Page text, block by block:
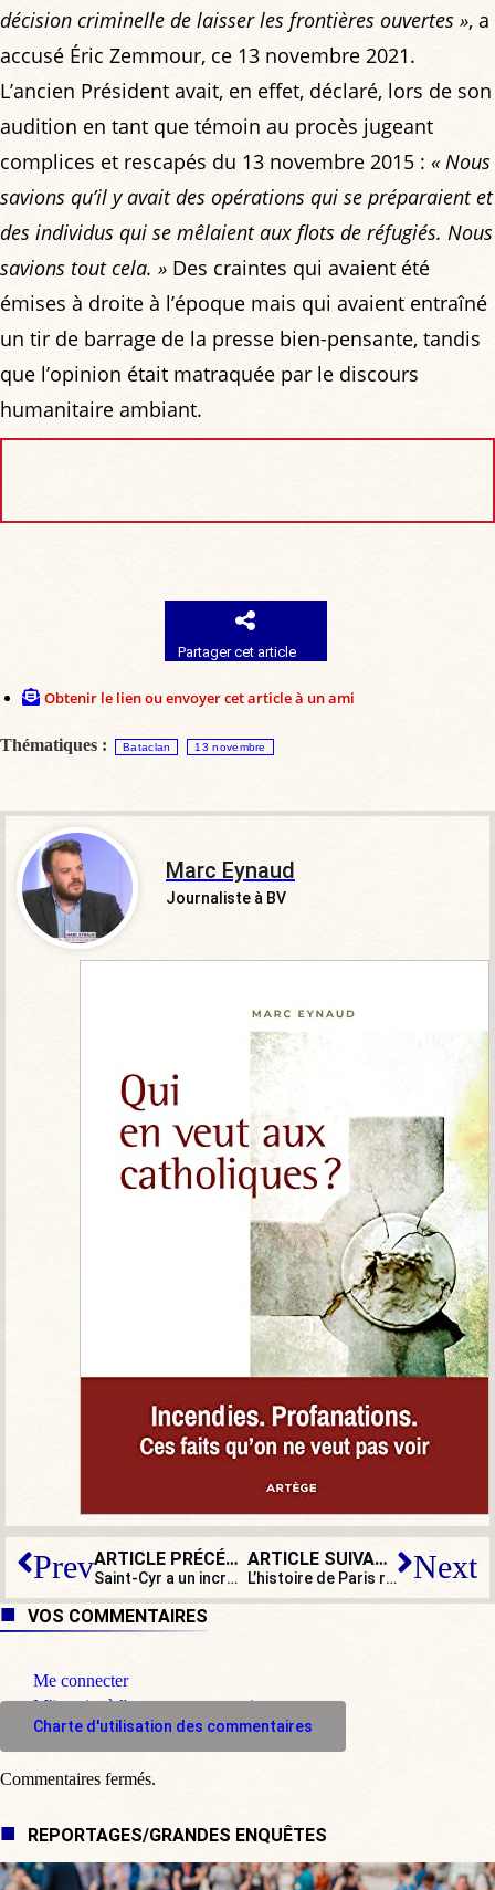
décision criminelle de laisser les frontières ouvertes », a
accusé Éric Zemmour, ce 13 novembre 2021.
L’ancien Président avait, en effet, déclaré, lors de son
audition en tant que témoin au procès jugeant
complices et rescapés du 13 novembre 2015 : « Nous
savions qu’il y avait des opérations qui se préparaient et
des individus qui se mêlaient aux flots de réfugiés. Nous
savions tout cela. » Des craintes qui avaient été
émises à droite à l’époque mais qui avaient entraîné
un tir de barrage de la presse bien-pensante, tandis
que l’opinion était matraquée par le discours
humanitaire ambiant.
Partager cet article
Obtenir le lien ou envoyer cet article à un ami
Thématiques : Bataclan 13 novembre
Marc Eynaud
Journaliste à BV
Prev ARTICLE PRÉCÉDENT
Saint-Cyr a un incroyable talent : le patriotisme à l’heure de grande écoute
ARTICLE SUIVANT
L’histoire de Paris revue et corrigée par Anne Hidalgo Next
VOS COMMENTAIRES
Me connecter
M'inscrire à l'espace commentaire
Charte d'utilisation des commentaires
Commentaires fermés.
REPORTAGES/GRANDES ENQUÊTES